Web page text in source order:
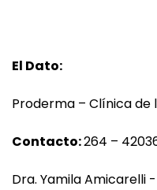
El Dato:
Proderma – Clínica de
Contacto:264 –
Dra. Yamila Amicarelli